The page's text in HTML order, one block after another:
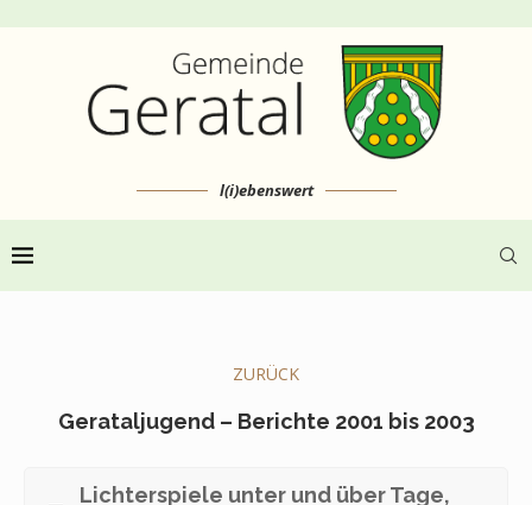
l(i)ebenswert
ZURÜCK
Gerataljugend – Berichte 2001 bis 2003
Lichterspiele unter und über Tage,